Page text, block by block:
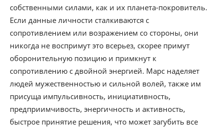
собственными силами, как и их планета-покровитель.
Если данные личности сталкиваются с
сопротивлением или возражением со стороны, они
никогда не воспримут это всерьез, скорее примут
оборонительную позицию и примкнут к
сопротивлению с двойной энергией. Марс наделяет
людей мужественностью и сильной волей, также им
присуща импульсивность, инициативность,
предприимчивость, энергичность и активность,
быстрое принятие решения, что может загубить все